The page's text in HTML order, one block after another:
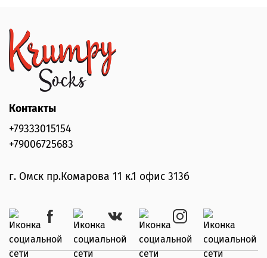
Контакты
+79333015154
+79006725683
г. Омск пр.Комарова 11 к.1 офис 313б